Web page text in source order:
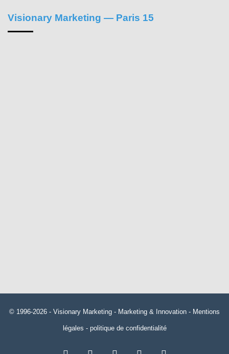
Visionary Marketing — Paris 15
© 1996-2026 - Visionary Marketing - Marketing & Innovation - Mentions
légales - politique de confidentialité